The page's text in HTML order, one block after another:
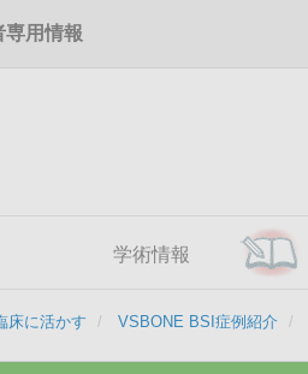
専用情報
学術情報
床に活かす VSBONE BSI症例紹介